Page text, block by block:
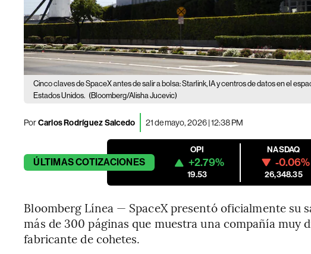
Cinco claves de SpaceX antes de salir a bolsa: Starlink, IA y centros de datos en el
Estados Unidos. (Bloomberg/Alisha Jucevic)
PorCarlos Rodríguez Salcedo 21 de mayo, 2026 | 12:38 PM
ÚLTIMASCOTIZACIONES
OPI
+2.79%
19.53
NASDAQ
-0.06%
26,348.35
Bloomberg Línea — SpaceX presentó oficialmente su
más de 300 páginas que muestra una compañía muy
fabricante de cohetes.